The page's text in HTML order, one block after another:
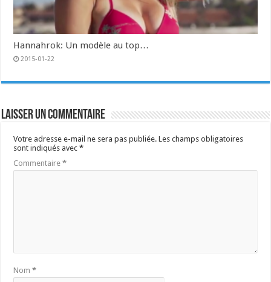
Hannahrok: Un modèle au top…
2015-01-22
Laisser un commentaire
Votre adresse e-mail ne sera pas publiée. Les champs obligatoires
sont indiqués avec*
Commentaire*
Nom*